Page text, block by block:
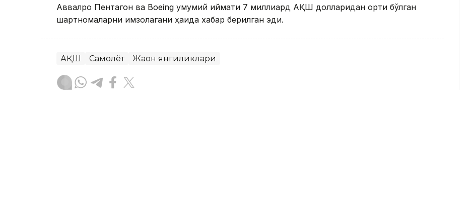
Аввалроқ Пентагон ва Boeing умумий қиймати 7 миллиард АҚШ долларидан ортиқ бўлган
шартномаларни имзолагани ҳақида хабар берилган эди.
АҚШ Самолёт Жаҳон янгиликлари